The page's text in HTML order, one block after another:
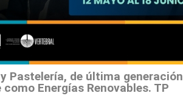
Pastelería, de última generación
Energías Renovables. TP